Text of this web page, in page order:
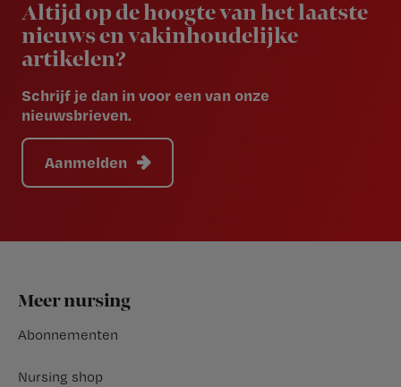
Altijd op de hoogte van het laatste
nieuws en vakinhoudelijke
artikelen?
Schrijf je dan in voor een van onze
nieuwsbrieven.
Aanmelden
Footer
Meer nursing
Abonnementen
Nursing shop